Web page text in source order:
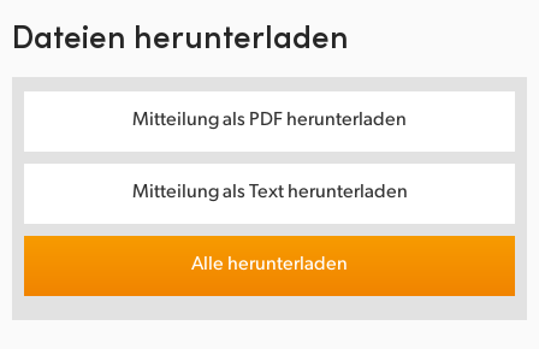
Dateien herunterladen
Mitteilung als PDF herunterladen
Mitteilung als Text herunterladen
Alle herunterladen